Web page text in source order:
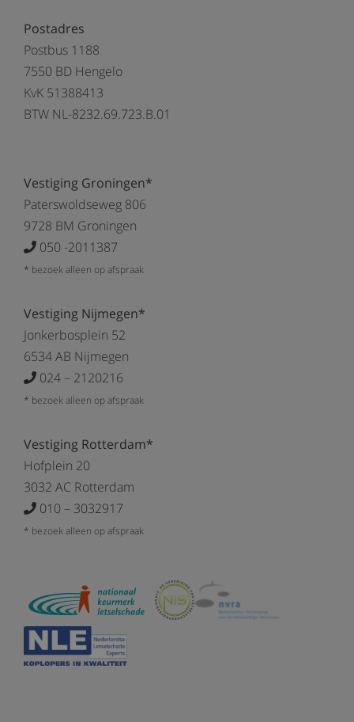
Postadres
Postbus 1188
7550 BD Hengelo
KvK 51388413
BTW NL-8232.69.723.B.01
Vestiging Groningen*
Paterswoldseweg 806
9728 BM Groningen
050 -2011387
* bezoek alleen op afspraak
Vestiging Nijmegen*
Jonkerbosplein 52
6534 AB Nijmegen
024 – 2120216
* bezoek alleen op afspraak
Vestiging Rotterdam*
Hofplein 20
3032 AC Rotterdam
010 – 3032917
* bezoek alleen op afspraak